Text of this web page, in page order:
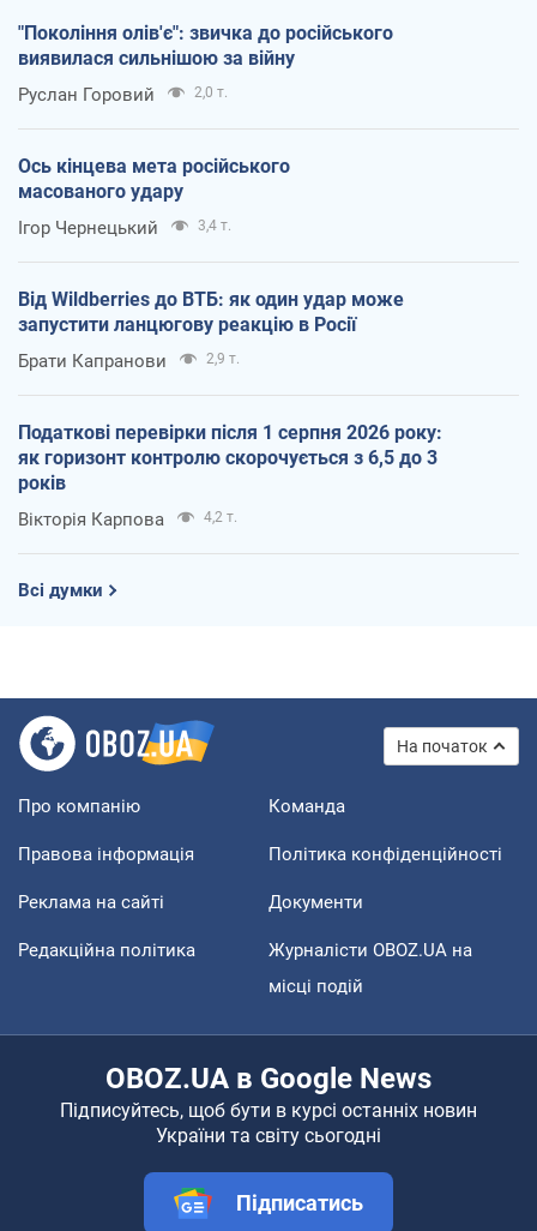
"Покоління олів'є": звичка до російського
виявилася сильнішою за війну
Руслан Горовий 2,0 т.
Ось кінцева мета російського
масованого удару
Ігор Чернецький 3,4 т.
Від Wildberries до ВТБ: як один удар може
запустити ланцюгову реакцію в Росії
Брати Капранови 2,9 т.
Податкові перевірки після 1 серпня 2026 року:
як горизонт контролю скорочується з 6,5 до 3
років
Вікторія Карпова 4,2 т.
Всі думки
На початок
Про компанію Команда
Правова інформація Політика конфіденційності
Реклама на сайті Документи
Редакційна політика
Журналісти OBOZ.UA на
місці подій
OBOZ.UA в Google News
Підписуйтесь, щоб бути в курсі останніх новин
України та світу сьогодні
Підписатись